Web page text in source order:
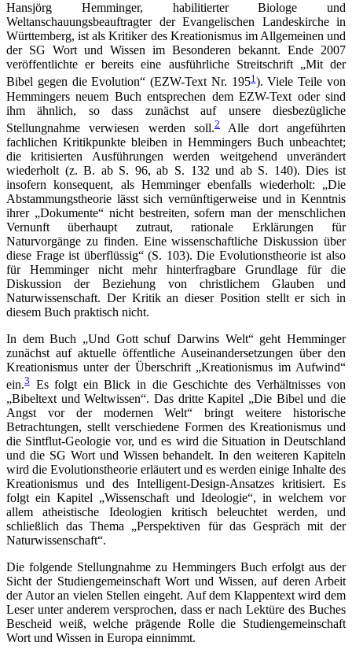
Hansjörg Hemminger, habilitierter Biologe und
Weltanschauungsbeauftragter der Evangelischen Landeskirche in
Württemberg, ist als Kritiker des Kreationismus im Allgemeinen und
der SG Wort und Wissen im Besonderen bekannt. Ende 2007
veröffentlichte er bereits eine ausführliche Streitschrift „Mit der
Bibel gegen die Evolution“ (EZW-Text Nr. 1951). Viele Teile von
Hemmingers neuem Buch entsprechen dem EZW-Text oder sind
ihm ähnlich, so dass zunächst auf unsere diesbezügliche
Stellungnahme verwiesen werden soll.2
Alle dort angeführten
fachlichen Kritikpunkte bleiben in Hemmingers Buch unbeachtet;
die kritisierten Ausführungen werden weitgehend unverändert
wiederholt (z. B. ab S. 96, ab S. 132 und ab S. 140). Dies ist
insofern konsequent, als Hemminger ebenfalls wiederholt: „Die
Abstammungstheorie lässt sich vernünftigerweise und in Kenntnis
ihrer „Dokumente“ nicht bestreiten, sofern man der menschlichen
Vernunft überhaupt zutraut, rationale Erklärungen für
Naturvorgänge zu finden. Eine wissenschaftliche Diskussion über
diese Frage ist überflüssig“ (S. 103). Die Evolutionstheorie ist also
für Hemminger nicht mehr hinterfragbare Grundlage für die
Diskussion der Beziehung von christlichem Glauben und
Naturwissenschaft. Der Kritik an dieser Position stellt er sich in
diesem Buch praktisch nicht.
In dem Buch „Und Gott schuf Darwins Welt“ geht Hemminger
zunächst auf aktuelle öffentliche Auseinandersetzungen über den
Kreationismus unter der Überschrift „Kreationismus im Aufwind“
ein.3 Es folgt ein Blick in die Geschichte des Verhältnisses von
„Bibeltext und Weltwissen“. Das dritte Kapitel „Die Bibel und die
Angst vor der modernen Welt“ bringt weitere historische
Betrachtungen, stellt verschiedene Formen des Kreationismus und
die Sintflut-Geologie vor, und es wird die Situation in Deutschland
und die SG Wort und Wissen behandelt. In den weiteren Kapiteln
wird die Evolutionstheorie erläutert und es werden einige Inhalte des
Kreationismus und des Intelligent-Design-Ansatzes kritisiert. Es
folgt ein Kapitel „Wissenschaft und Ideologie“, in welchem vor
allem atheistische Ideologien kritisch beleuchtet werden, und
schließlich das Thema „Perspektiven für das Gespräch mit der
Naturwissenschaft“.
Die folgende Stellungnahme zu Hemmingers Buch erfolgt aus der
Sicht der Studiengemeinschaft Wort und Wissen, auf deren Arbeit
der Autor an vielen Stellen eingeht. Auf dem Klappentext wird dem
Leser unter anderem versprochen, dass er nach Lektüre des Buches
Bescheid weiß, welche prägende Rolle die Studiengemeinschaft
Wort und Wissen in Europa einnimmt.